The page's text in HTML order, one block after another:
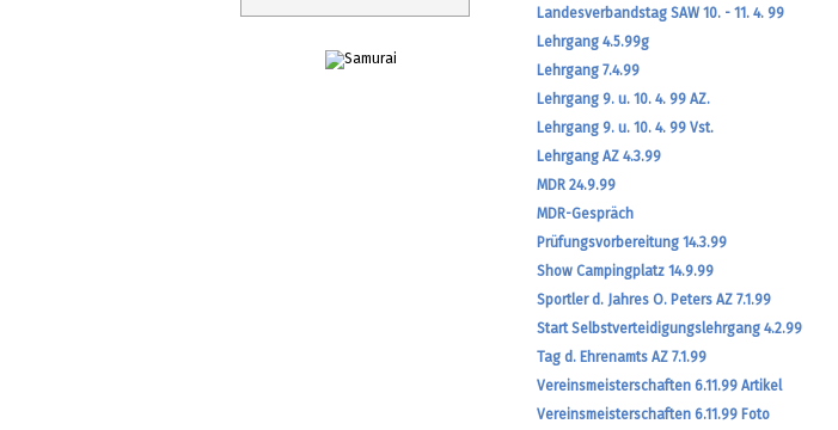
Landesverbandstag SAW 10. - 11. 4. 99
Lehrgang 4.5.99g
Lehrgang 7.4.99
Lehrgang 9. u. 10. 4. 99 AZ.
Lehrgang 9. u. 10. 4. 99 Vst.
Lehrgang AZ 4.3.99
MDR 24.9.99
MDR-Gespräch
Prüfungsvorbereitung 14.3.99
Show Campingplatz 14.9.99
Sportler d. Jahres O. Peters AZ 7.1.99
Start Selbstverteidigungslehrgang 4.2.99
Tag d. Ehrenamts AZ 7.1.99
Vereinsmeisterschaften 6.11.99 Artikel
Vereinsmeisterschaften 6.11.99 Foto